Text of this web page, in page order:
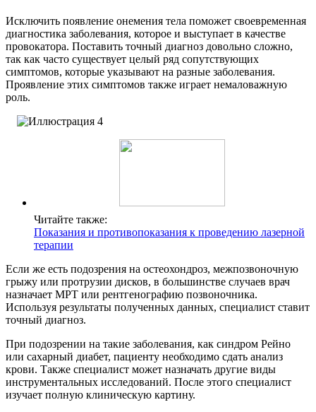
Исключить появление онемения тела поможет своевременная
диагностика заболевания, которое и выступает в качестве
провокатора. Поставить точный диагноз довольно сложно,
так как часто существует целый ряд сопутствующих
симптомов, которые указывают на разные заболевания.
Проявление этих симптомов также играет немаловажную
роль.
Читайте также:
Показания и противопоказания к проведению лазерной
терапии
Если же есть подозрения на остеохондроз, межпозвоночную
грыжу или протрузии дисков, в большинстве случаев врач
назначает МРТ или рентгенографию позвоночника.
Используя результаты полученных данных, специалист ставит
точный диагноз.
При подозрении на такие заболевания, как синдром Рейно
или сахарный диабет, пациенту необходимо сдать анализ
крови. Также специалист может назначать другие виды
инструментальных исследований. После этого специалист
изучает полную клиническую картину.